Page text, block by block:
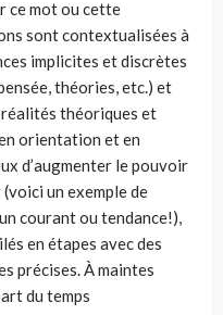
ce mot ou cette
sont contextualisées à
implicites et discrètes
théories, etc.) et
réalités théoriques et
orientation et en
d’augmenter le pouvoir
un exemple de
courant ou tendance!),
en étapes avec des
précises. À maintes
du temps